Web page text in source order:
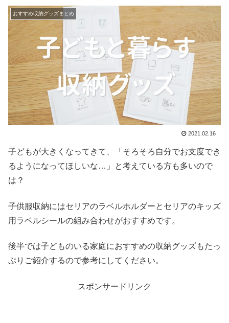
おすすめ収納グッズまとめ
2021.02.16
子どもが大きくなってきて、「そろそろ自分でお支度でき
るようになってほしいな…」と考えている方も多いので
は？
子供服収納にはセリアのラベルホルダーとセリアのキッズ
用ラベルシールの組み合わせがおすすめです。
後半では子どものいる家庭におすすめの収納グッズもたっ
ぷりご紹介するので参考にしてください。
スポンサードリンク